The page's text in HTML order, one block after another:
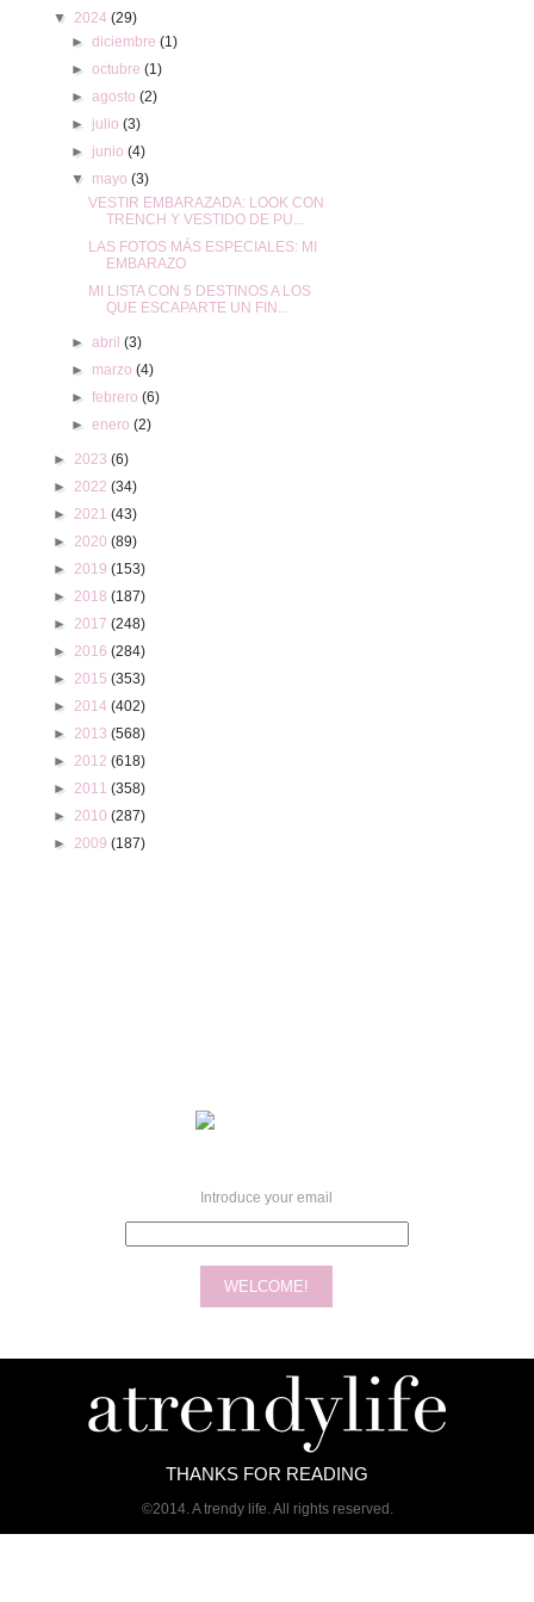
▼ 2024(29)
► diciembre (1)
► octubre (1)
► agosto (2)
► julio (3)
► junio (4)
▼ mayo (3)
VESTIR EMBARAZADA: LOOK CON
TRENCH Y VESTIDO DE PU...
LAS FOTOS MÁS ESPECIALES: MI
EMBARAZO
MI LISTA CON 5 DESTINOS A LOS
QUE ESCAPARTE UN FIN...
► abril (3)
► marzo (4)
► febrero (6)
► enero (2)
► 2023(6)
► 2022(34)
► 2021(43)
► 2020(89)
► 2019(153)
► 2018(187)
► 2017(248)
► 2016(284)
► 2015(353)
► 2014(402)
► 2013(568)
► 2012(618)
► 2011(358)
► 2010(287)
► 2009(187)
Introduce your email
THANKS FOR READING
©2014. A trendy life. All rights reserved.